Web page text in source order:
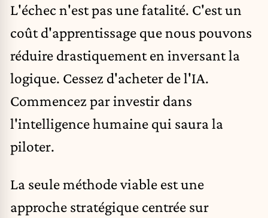
L'échec n'est pas une fatalité. C'est un
coût d'apprentissage que nous pouvons
réduire drastiquement en inversant la
logique. Cessez d'acheter de l'IA.
Commencez par investir dans
l'intelligence humaine qui saura la
piloter.
La seule méthode viable est une
approche stratégique centrée sur